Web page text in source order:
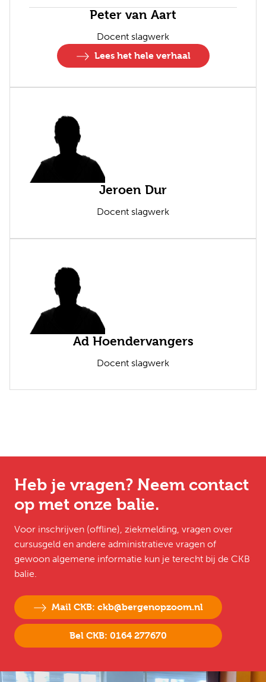
Peter van Aart
Docent slagwerk
Lees het hele verhaal
Jeroen Dur
Docent slagwerk
Ad Hoendervangers
Docent slagwerk
Heb je vragen? Neem contact
op met onze balie.
Voor inschrijven (offline), ziekmelding, vragen over
cursusgeld en andere administratieve vragen of
gewoon algemene informatie kun je terecht bij de CKB
balie.
Mail CKB: ckb@bergenopzoom.nl
Bel CKB: 0164 277670